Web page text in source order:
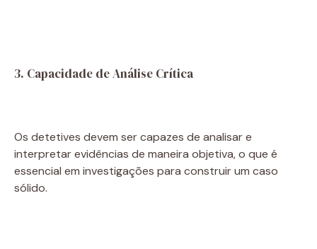
3. Capacidade de Análise Crítica
Os detetives devem ser capazes de analisar e
interpretar evidências de maneira objetiva, o que é
essencial em investigações para construir um caso
sólido.